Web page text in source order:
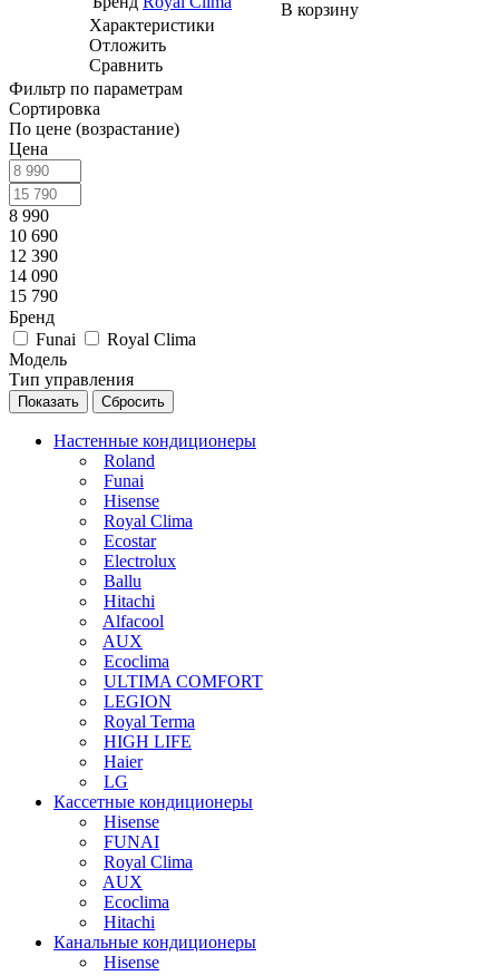
Характеристики
Отложить
Сравнить
В корзину
Фильтр по параметрам
Сортировка
По цене (возрастание)
Цена
8 990
10 690
12 390
14 090
15 790
Бренд
Funai
Royal Clima
Модель
Тип управления
Сбросить
Настенные кондиционеры
Roland
Funai
Hisense
Royal Clima
Ecostar
Electrolux
Ballu
Hitachi
Alfacool
AUX
Ecoclima
ULTIMA COMFORT
LEGION
Royal Terma
HIGH LIFE
Haier
LG
Кассетные кондиционеры
Hisense
FUNAI
Royal Clima
AUX
Ecoclima
Hitachi
Канальные кондиционеры
Hisense